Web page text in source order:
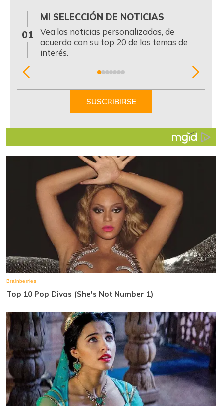
01
MI SELECCIÓN DE NOTICIAS
Vea las noticias personalizadas, de
acuerdo con su top 20 de los temas de
interés.
Item
SUSCRIBIRSE